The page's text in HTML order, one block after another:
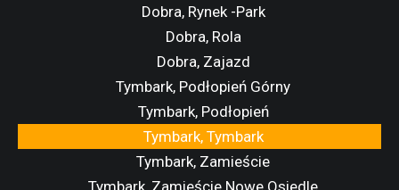
Dobra, Rynek -Park
Dobra, Rola
Dobra, Zajazd
Tymbark, Podłopień Górny
Tymbark, Podłopień
Tymbark, Tymbark
Tymbark, Zamieście
Tymbark, Zamieście Nowe Osiedle